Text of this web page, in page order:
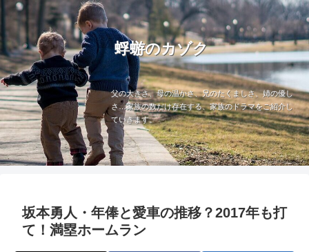
蜉蝣のカゾク
父の大きさ、母の温かさ、兄のたくましさ、姉の優し
さ…家族の数だけ存在する、家族のドラマをご紹介し
ていきます。
坂本勇人・年俸と愛車の推移？2017年も打
て！満塁ホームラン